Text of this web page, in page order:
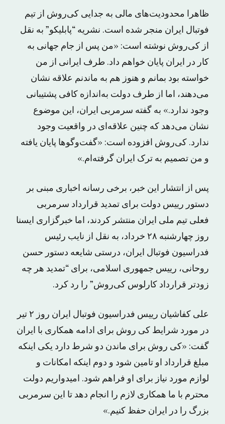
ظاهرا محدودیت‌های مالی به جدایی کی‌روش از تیم
فوتبال ایران منجر شده است. نشریه “پابلیکو” به نقل
از کی‌روش نوشته است: «من پس از جام جهانی به
کار در ایران پایان خواهم داد. طرف ایرانی از من
خواسته بود بمانم و هنوز هم به ماندنم علاقه نشان
می‌دهند، اما از طرف دولت به‌اندازه کافی پشتیبانی
وجود ندارد.» به گفته سرمربی ایران، این موضوع
نشان می‌دهد که چنین علاقه‌ای در واقعیت وجود
ندارد. کی‌روش افزوده است: «گفت‌وگوها پایان یافته
و من تصمیم به ترک ایران گرفته‌ام.»
پس از انتشار این خبر، برخی رسانه اخباری مبنی بر
دستور رییس دولت برای تمدید قرارداد سرمربی
فعلی تیم ملی ایران منتشر کردند، اما خبرگزاری ایسنا
روز چهارشنبه ۲۸ خرداد، به نقل از نایب رئیس
فدراسیون فوتبال ایران، درستی شایعه دستور حسن
روحانی، رییس جمهوری اسلامی، برای “تمدید هر چه
زودتر قرارداد کارلوس کی‌روش” را رد کرد.
علی کفاشیان رییس فدراسیون فوتبال ایران روز ۲ تیر
در مورد شرایط کی روش برای ادامه همکاری با ایران
گفت: «کی روش برای ماندن دو شرط دارد یکی اینکه
مبلغ قرارداد او تامین شود و دوم اینکه امکانات و
لوازم مورد نیاز برای او فراهم شود. امیدواریم دولت
محترم با ما همکاری لازم را انجام دهد تا این سرمربی
بزرگ را در ایران حفظ کنیم.»